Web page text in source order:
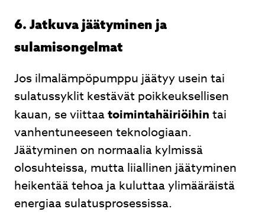
6. Jatkuva jäätyminen ja
sulamisongelmat
Jos ilmalämpöpumppu jäätyy usein tai
sulatussyklit kestävät poikkeuksellisen
kauan, se viittaatoimintahäiriöihin tai
vanhentuneeseen teknologiaan.
Jäätyminen on normaalia kylmissä
olosuhteissa, mutta liiallinen jäätyminen
heikentää tehoa ja kuluttaa ylimääräistä
energiaa sulatusprosessissa.